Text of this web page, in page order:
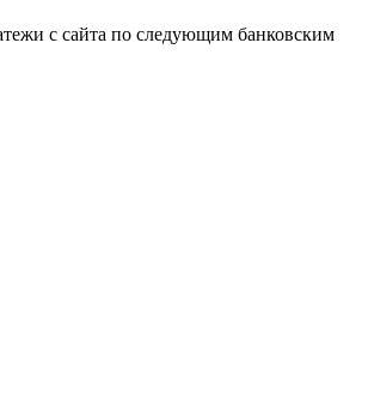
с сайта по следующим банковским